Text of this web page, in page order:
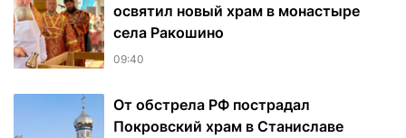
освятил новый храм в монастыре
села Ракошино
09:40
От обстрела РФ пострадал
Покровский храм в Станиславе